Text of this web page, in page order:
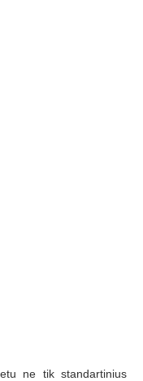
ne tik standartinius